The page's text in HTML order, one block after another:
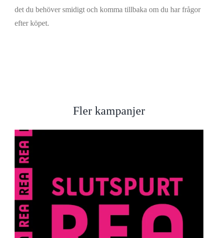
det du behöver smidigt och komma tillbaka om du har frågor
efter köpet.
Fler kampanjer